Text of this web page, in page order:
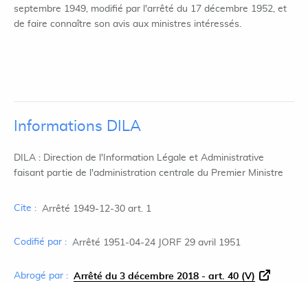
septembre 1949, modifié par l'arrêté du 17 décembre 1952, et
de faire connaître son avis aux ministres intéressés.
Informations DILA
DILA : Direction de l'Information Légale et Administrative
faisant partie de l'administration centrale du Premier Ministre
Cite : Arrêté 1949-12-30 art. 1
Codifié par : Arrêté 1951-04-24 JORF 29 avril 1951
Abrogé par : Arrêté du 3 décembre 2018 - art. 40 (V)